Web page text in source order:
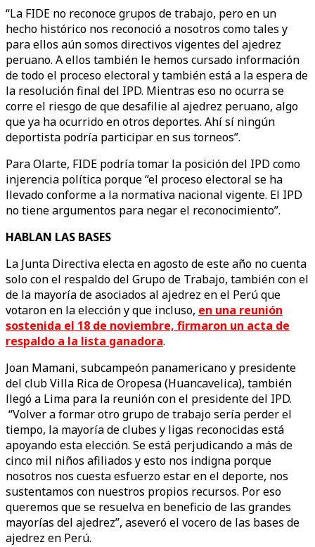
“La FIDE no reconoce grupos de trabajo, pero en un
hecho histórico nos reconoció a nosotros como tales y
para ellos aún somos directivos vigentes del ajedrez
peruano. A ellos también le hemos cursado información
de todo el proceso electoral y también está a la espera de
la resolución final del IPD. Mientras eso no ocurra se
corre el riesgo de que desafilie al ajedrez peruano, algo
que ya ha ocurrido en otros deportes. Ahí sí ningún
deportista podría participar en sus torneos”.
Para Olarte, FIDE podría tomar la posición del IPD como
injerencia política porque “el proceso electoral se ha
llevado conforme a la normativa nacional vigente. El IPD
no tiene argumentos para negar el reconocimiento”.
HABLAN LAS BASES
La Junta Directiva electa en agosto de este año no cuenta
solo con el respaldo del Grupo de Trabajo, también con el
de la mayoría de asociados al ajedrez en el Perú que
votaron en la elección y que incluso, en una reunión
sostenida el 18 de noviembre, firmaron un acta de
respaldo a la lista ganadora.
Joan Mamani, subcampeón panamericano y presidente
del club Villa Rica de Oropesa (Huancavelica), también
llegó a Lima para la reunión con el presidente del IPD.
“Volver a formar otro grupo de trabajo sería perder el
tiempo, la mayoría de clubes y ligas reconocidas está
apoyando esta elección. Se está perjudicando a más de
cinco mil niños afiliados y esto nos indigna porque
nosotros nos cuesta esfuerzo estar en el deporte, nos
sustentamos con nuestros propios recursos. Por eso
queremos que se resuelva en beneficio de las grandes
mayorías del ajedrez”, aseveró el vocero de las bases de
ajedrez en Perú.